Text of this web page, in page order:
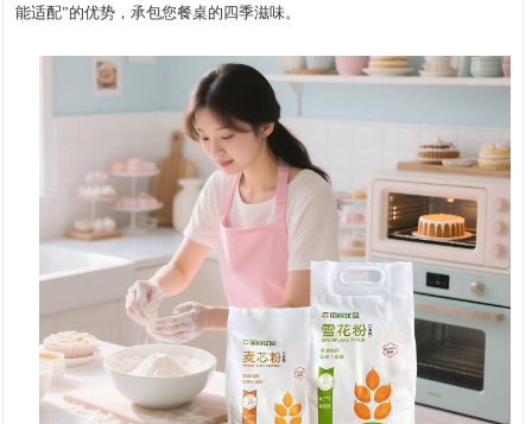
能适配”的优势，承包您餐桌的四季滋味。